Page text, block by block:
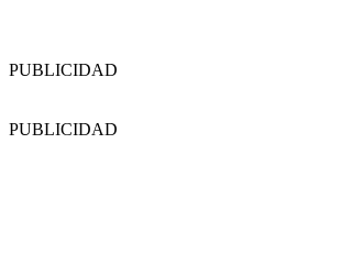
PUBLICIDAD
PUBLICIDAD